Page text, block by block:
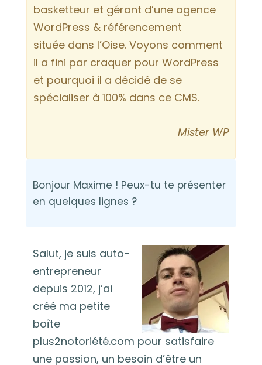
basketteur et gérant d’une agence
WordPress & référencement
située dans l’Oise. Voyons comment
il a fini par craquer pour WordPress
et pourquoi il a décidé de se
spécialiser à 100% dans ce CMS.
Mister WP
Bonjour Maxime ! Peux-tu te présenter
en quelques lignes ?
Salut, je suis auto-
entrepreneur
depuis 2012, j’ai
créé ma petite
boîte
plus2notoriété.com pour satisfaire
une passion, un besoin d’être un